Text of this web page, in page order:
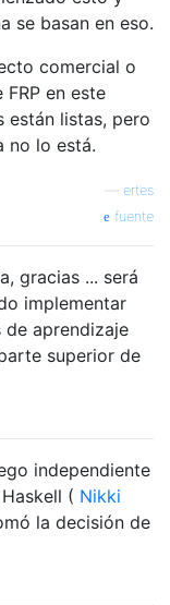
se basan en eso.
comercial o
en este
están listas, pero
no lo está.
ertes
fuente
gracias ... será
implementar
aprendizaje
superior de
independiente
( Nikki
la decisión de